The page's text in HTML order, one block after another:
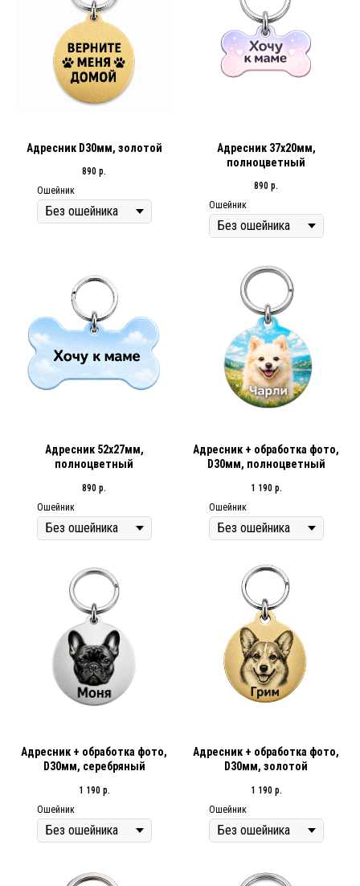
Адресник D30мм, золотой
890 р.
Ошейник
Адресник 37х20мм,
полноцветный
890 р.
Ошейник
Адресник 52х27мм,
полноцветный
890 р.
Ошейник
Адресник + обработка фото,
D30мм, полноцветный
1 190 р.
Ошейник
Адресник + обработка фото,
D30мм, серебряный
1 190 р.
Ошейник
Адресник + обработка фото,
D30мм, золотой
1 190 р.
Ошейник